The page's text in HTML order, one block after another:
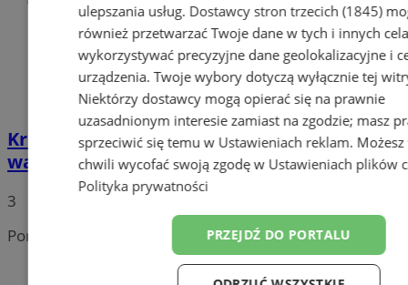
Krok w stronę bezpieczeństwa – startują
warsztaty samoobrony
3
Portal należy do sieci
ulepszania usług. Dostawcy stron trzecich (1845)
również przetwarzać Twoje dane w tych i innych
wykorzystywać precyzyjne dane geolokalizacyjne i
urządzenia. Twoje wybory dotyczą wyłącznie tej
Niektórzy dostawcy mogą opierać się na prawnie
uzasadnionym interesie zamiast na zgodzie; masz
sprzeciwić się temu w Ustawieniach reklam.
chwili wycofać swoją zgodę w Ustawieniach plików
Polityka prywatności
PRZEJDŹ DO PORTALU